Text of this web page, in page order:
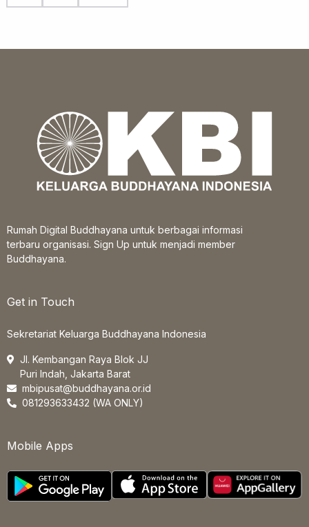
Rumah Digital Buddhayana untuk berbagai informasi
terbaru organisasi. Sign Up untuk menjadi member
Buddhayana.
Get in Touch
Sekretariat Keluarga Buddhayana Indonesia
Jl. Kembangan Raya Blok JJ
Puri Indah, Jakarta Barat
mbipusat@buddhayana.or.id
081293633432 (WA ONLY)
Mobile Apps